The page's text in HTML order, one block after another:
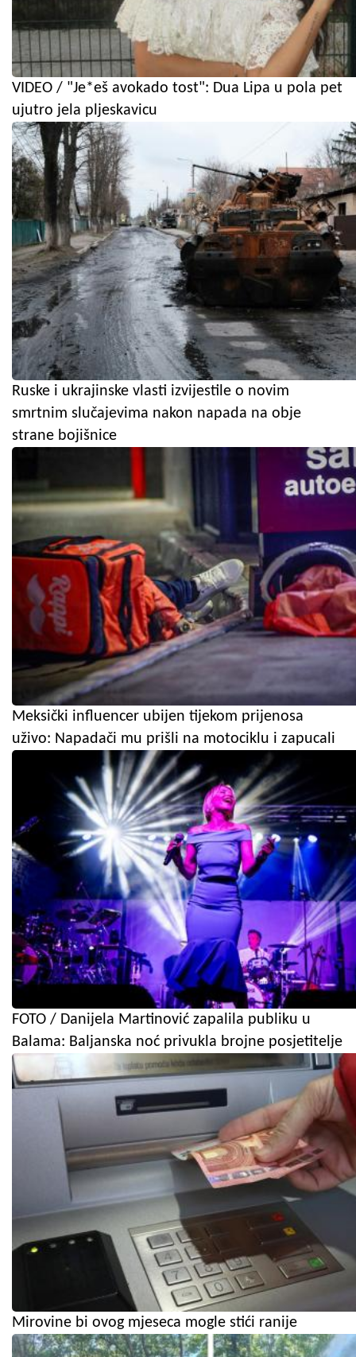
VIDEO / "Je*eš avokado tost": Dua Lipa u pola pet
ujutro jela pljeskavicu
Ruske i ukrajinske vlasti izvijestile o novim
smrtnim slučajevima nakon napada na obje
strane bojišnice
Meksički influencer ubijen tijekom prijenosa
uživo: Napadači mu prišli na motociklu i zapucali
FOTO / Danijela Martinović zapalila publiku u
Balama: Baljanska noć privukla brojne posjetitelje
Mirovine bi ovog mjeseca mogle stići ranije